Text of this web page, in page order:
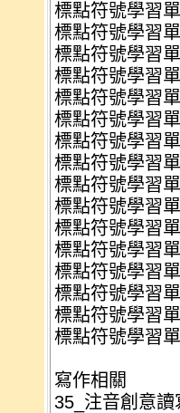
標點符號學習
標點符號學習
標點符號學習
標點符號學習
標點符號學習
標點符號學習
標點符號學習
標點符號學習
標點符號學習
標點符號學習
標點符號學習
標點符號學習
標點符號學習
標點符號學習
標點符號學習
標點符號學習
寫作相關
35_注音創意